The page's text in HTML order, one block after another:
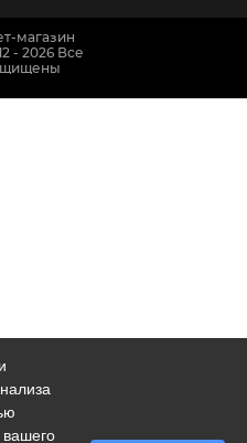
магазин
- 2026 Все